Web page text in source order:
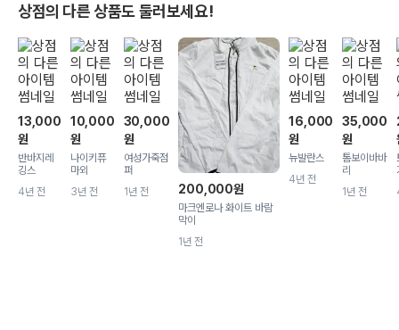
상점의 다른 상품도 둘러보세요!
13,000
원
반바지레
깅스
4년 전
10,000
원
나이키퓨
마외
3년 전
30,000
원
여성가죽점
퍼
1년 전
200,000원
마크엔로나 화이트 바람
막이
1년 전
16,000
원
뉴발란스
4년 전
35,000
원
톰보이바바
리
1년 전